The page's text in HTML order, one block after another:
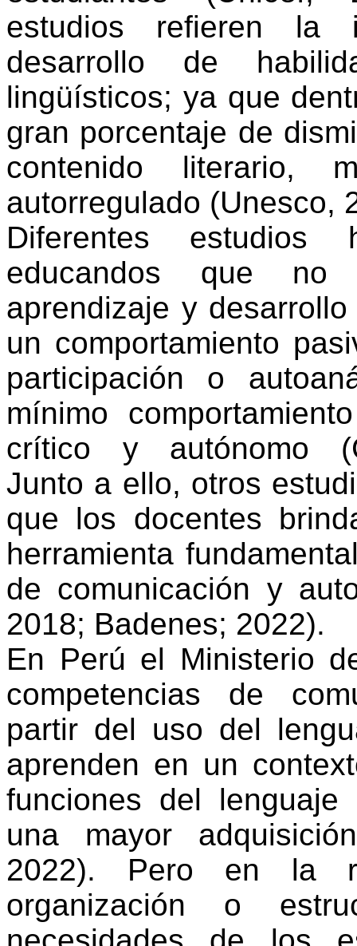
estudios
refieren la
desarrollo de
lingüísticos; yaque
gran porcentaje de
contenido
literario,
autorregulado (Unesco,
Diferentes
estudios
educandos que
aprendizaje y desarrollo
un comportamiento
participación o
mínimo
comportamiento
crítico y autónomo
Junto a ello, otros
que los docentes
herramienta
de comunicación y
2018; Badenes; 2022).
En Perú el Ministerio
competencias de
partir del uso del
aprenden en un
funciones del lenguaje
una mayor adquisición
2022). Pero en la
organización o